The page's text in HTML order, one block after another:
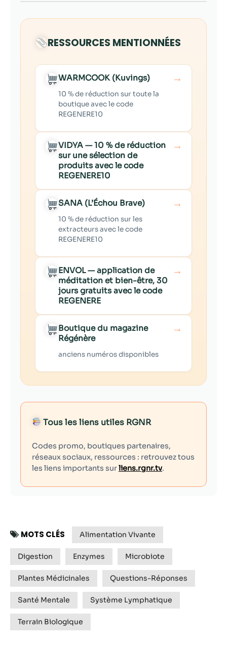
RESSOURCES MENTIONNÉES
WARMCOOK (Kuvings)
10 % de réduction sur toute la
boutique avec le code
REGENERE10
→
VIDYA — 10 % de réduction
sur une sélection de
produits avec le code
REGENERE10
→
SANA (L’Échou Brave)
10 % de réduction sur les
extracteurs avec le code
REGENERE10
→
ENVOL — application de
méditation et bien-être, 30
jours gratuits avec le code
REGENERE
→
Boutique du magazine
Régénère
anciens numéros disponibles
→
Tous les liens utiles RGNR
Codes promo, boutiques partenaires,
réseaux sociaux, ressources : retrouvez tous
les liens importants surliens.rgnr.tv.
MOTS CLÉS Alimentation Vivante
Digestion Enzymes Microbiote
Plantes Médicinales Questions-Réponses
Santé Mentale Système Lymphatique
Terrain Biologique